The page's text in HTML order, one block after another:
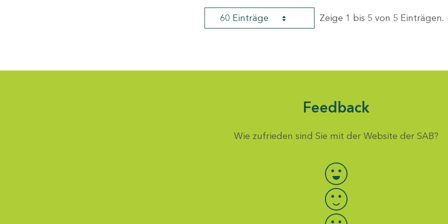
60 Einträge Zeige 1 bis 5 von 5 Einträgen.
Feedback
Wie zufrieden sind Sie mit der Website der SAB?
Bewertung auswählen